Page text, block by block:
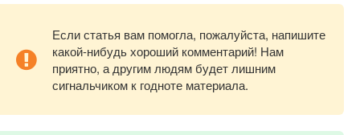
Если статья вам помогла, пожалуйста, напишите
какой-нибудь хороший комментарий! Нам
приятно, а другим людям будет лишним
сигнальчиком к годноте материала.